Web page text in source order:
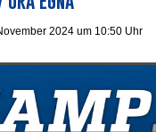
2024 um 10:50 Uhr